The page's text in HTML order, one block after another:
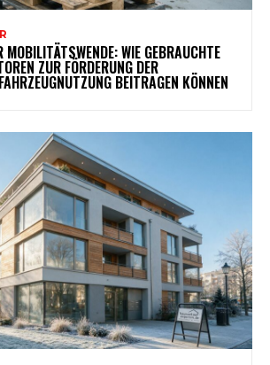
MOBILITÄTSWENDE: WIE GEBRAUCHTE
ZUR FÖRDERUNG DER
BEITRAGEN KÖNNEN